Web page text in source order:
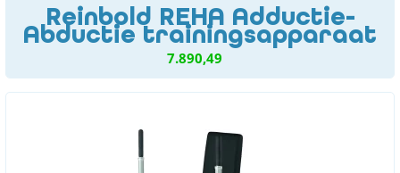
Reinbold REHA Adductie-
Abductie trainingsapparaat
7.890,49